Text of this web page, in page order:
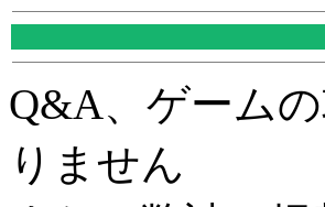
Q&A、ゲーム
りません